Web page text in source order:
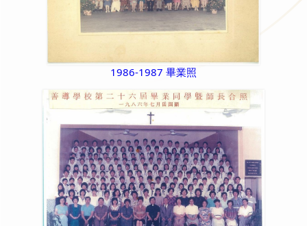
1986-1987 畢業照